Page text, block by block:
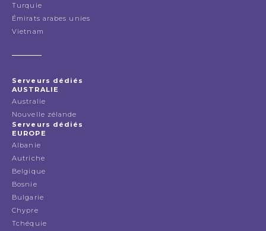
Turquie
Émirats arabes unies
Vietnam
Serveurs dédiés
AUSTRALIE
Australie
Nouvelle zélande
Serveurs dédiés
EUROPE
Albanie
Autriche
Belgique
Bosnie
Bulgarie
Chypre
Tchéquie